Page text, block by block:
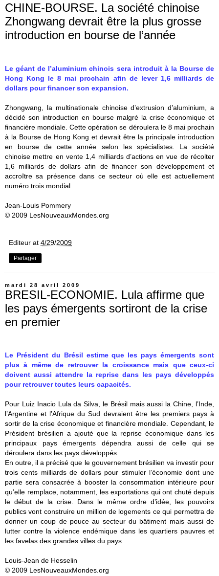
CHINE-BOURSE. La société chinoise
Zhongwang devrait être la plus grosse
introduction en bourse de l’année
Le géant de l’aluminium chinois sera introduit à la Bourse de
Hong Kong le 8 mai prochain afin de lever 1,6 milliards de
dollars pour financer son expansion.
Zhongwang, la multinationale chinoise d’extrusion d’aluminium, a
décidé son introduction en bourse malgré la crise économique et
financière mondiale. Cette opération se déroulera le 8 mai prochain
à la Bourse de Hong Kong et devrait être la principale introduction
en bourse de cette année selon les spécialistes. La société
chinoise mettre en vente 1,4 milliards d’actions en vue de récolter
1,6 milliards de dollars afin de financer son développement et
accroître sa présence dans ce secteur où elle est actuellement
numéro trois mondial.
Jean-Louis Pommery
© 2009 LesNouveauxMondes.org
Editeur at 4/29/2009
Partager
mardi 28 avril 2009
BRESIL-ECONOMIE. Lula affirme que
les pays émergents sortiront de la crise
en premier
Le Président du Brésil estime que les pays émergents sont
plus à même de retrouver la croissance mais que ceux-ci
doivent aussi attendre la reprise dans les pays développés
pour retrouver toutes leurs capacités.
Pour Luiz Inacio Lula da Silva, le Brésil mais aussi la Chine, l’Inde,
l’Argentine et l’Afrique du Sud devraient être les premiers pays à
sortir de la crise économique et financière mondiale. Cependant, le
Président brésilien a ajouté que la reprise économique dans les
principaux pays émergents dépendra aussi de celle qui se
déroulera dans les pays développés.
En outre, il a précisé que le gouvernement brésilien va investir pour
trois cents milliards de dollars pour stimuler l’économie dont une
partie sera consacrée à booster la consommation intérieure pour
qu’elle remplace, notamment, les exportations qui ont chuté depuis
le début de la crise. Dans le même ordre d’idée, les pouvoirs
publics vont construire un million de logements ce qui permettra de
donner un coup de pouce au secteur du bâtiment mais aussi de
lutter contre la violence endémique dans les quartiers pauvres et
les favelas des grandes villes du pays.
Louis-Jean de Hesselin
© 2009 LesNouveauxMondes.org